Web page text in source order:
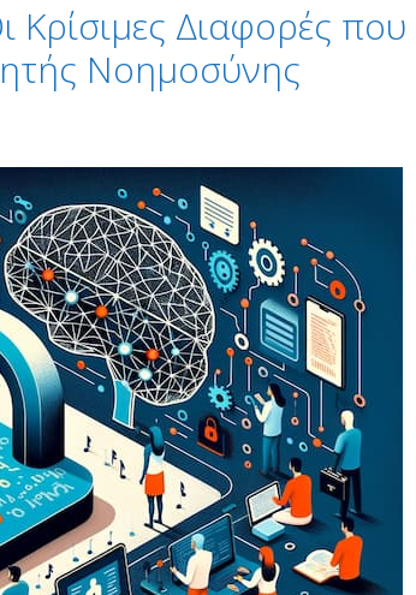
Διαφορές που
Νοημοσύνης